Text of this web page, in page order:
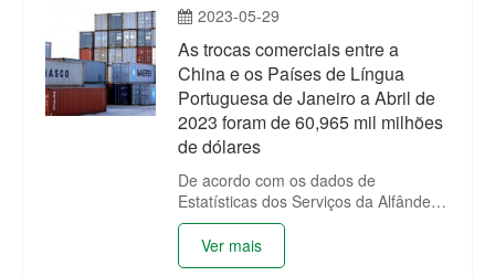
homólogo de 1.76%.
2023-05-29
As trocas comerciais entre a
China e os Países de Língua
Portuguesa de Janeiro a Abril de
2023 foram de 60,965 mil milhões
de dólares
De acordo com os dados de
Estatísticas dos Serviços da Alfândega
da China (encontra-se na tabela
anexada), as trocas comerciais entre
a China e os Países de Língua
Ver mais